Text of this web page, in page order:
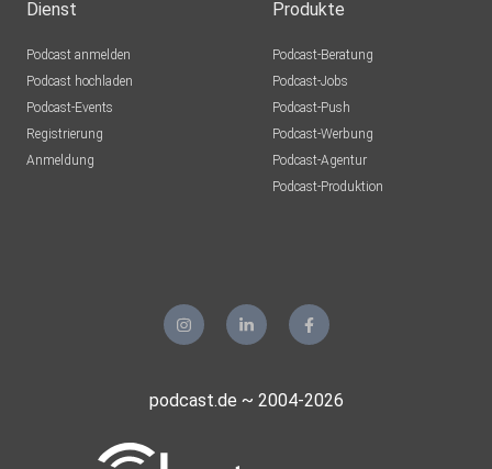
Dienst
Podcast anmelden
Podcast hochladen
Podcast-Events
Registrierung
Anmeldung
Produkte
Podcast-Beratung
Podcast-Jobs
Podcast-Push
Podcast-Werbung
Podcast-Agentur
Podcast-Produktion
podcast.de ~ 2004-2026